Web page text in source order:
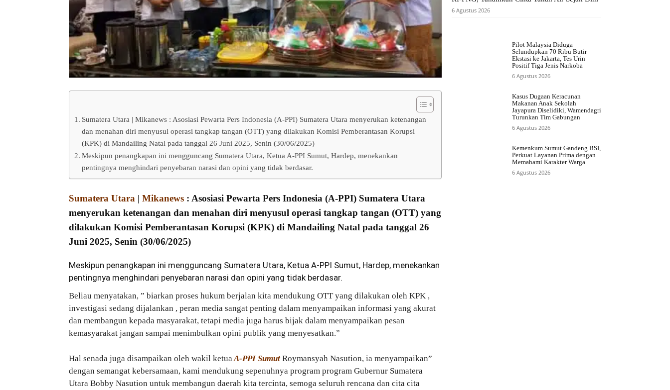
Sumatera Utara | Mikanews : Asosiasi Pewarta Pers Indonesia (A-PPI) Sumatera Utara menyerukan ketenangan
dan menahan diri menyusul operasi tangkap tangan (OTT) yang dilakukan Komisi Pemberantasan Korupsi
(KPK) di Mandailing Natal pada tanggal 26 Juni 2025, Senin (30/06/2025)
Meskipun penangkapan ini mengguncang Sumatera Utara, Ketua A-PPI Sumut, Hardep, menekankan
pentingnya menghindari penyebaran narasi dan opini yang tidak berdasar.
Sumatera Utara | Mikanews : Asosiasi Pewarta Pers Indonesia (A-PPI) Sumatera Utara
menyerukan ketenangan dan menahan diri menyusul operasi tangkap tangan (OTT) yang
dilakukan Komisi Pemberantasan Korupsi (KPK) di Mandailing Natal pada tanggal 26
Juni 2025, Senin (30/06/2025)
Meskipun penangkapan ini mengguncang Sumatera Utara, Ketua A-PPI Sumut, Hardep, menekankan
pentingnya menghindari penyebaran narasi dan opini yang tidak berdasar.
Beliau menyatakan, ” biarkan proses hukum berjalan kita mendukung OTT yang dilakukan oleh KPK ,
investigasi sedang dijalankan , peran media sangat penting dalam menyampaikan informasi yang akurat
dan membangun kepada masyarakat, tetapi media juga harus bijak dalam menyampaikan pesan
kemasyarakat jangan sampai menimbulkan opini publik yang menyesatkan.”
Hal senada juga disampaikan oleh wakil ketuaA-PPI Sumut Roymansyah Nasution, ia menyampaikan”
dengan semangat kebersamaan, kami mendukung sepenuhnya program program Gubernur Sumatera
Utara Bobby Nasution untuk membangun daerah kita tercinta, semoga seluruh rencana dan cita cita
6 Agustus 2026
Pilot Malaysia Diduga
Selundupkan 70 Ribu Butir
Ekstasi ke Jakarta, Tes Urin
Positif Tiga Jenis Narkoba
6 Agustus 2026
Kasus Dugaan Keracunan
Makanan Anak Sekolah
Jayapura Diselidiki, Wamendagri
Turunkan Tim Gabungan
6 Agustus 2026
Kemenkum Sumut Gandeng BSI,
Perkuat Layanan Prima dengan
Memahami Karakter Warga
6 Agustus 2026